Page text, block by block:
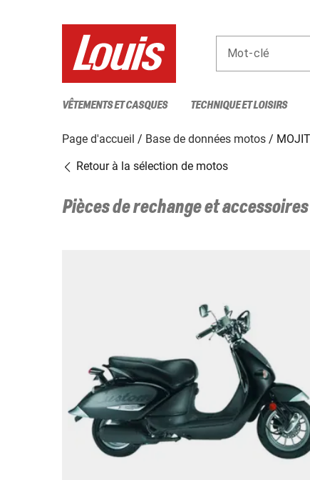
Mot-clé
VÊTEMENTS ET CASQUES TECHNIQUE ET LOISIRS
Page d'accueil Base de données motos
Retour à la sélection de motos
Pièces de rechange et